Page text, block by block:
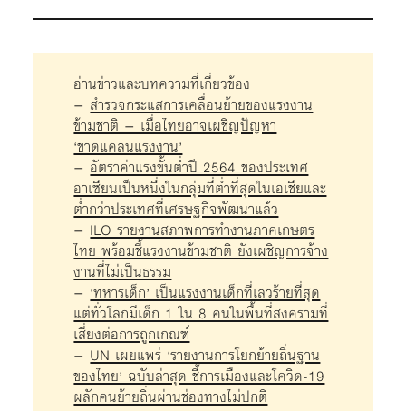
อ่านข่าวและบทความที่เกี่ยวข้อง
– สำรวจกระแสการเคลื่อนย้ายของแรงงาน
ข้ามชาติ – เมื่อไทยอาจเผชิญปัญหา
‘ขาดแคลนแรงงาน’
– อัตราค่าแรงขั้นต่ำปี 2564 ของประเทศ
อาเซียนเป็นหนึ่งในกลุ่มที่ต่ำที่สุดในเอเชียและ
ต่ำกว่าประเทศที่เศรษฐกิจพัฒนาแล้ว
– ILO รายงานสภาพการทำงานภาคเกษตร
ไทย พร้อมชี้แรงงานข้ามชาติ ยังเผชิญการจ้าง
งานที่ไม่เป็นธรรม
– ‘ทหารเด็ก’ เป็นแรงงานเด็กที่เลวร้ายที่สุด
แต่ทั่วโลกมีเด็ก 1 ใน 8 คนในพื้นที่สงครามที่
เสี่ยงต่อการถูกเกณฑ์
– UN เผยแพร่ ‘รายงานการโยกย้ายถิ่นฐาน
ของไทย’ ฉบับล่าสุด ชี้การเมืองและโควิด-19
ผลักคนย้ายถิ่นผ่านช่องทางไม่ปกติ